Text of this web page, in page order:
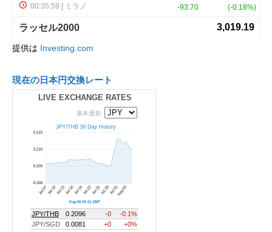
提供は Investing.com
現在の日本円交換レート
LIVE EXCHANGE RATES